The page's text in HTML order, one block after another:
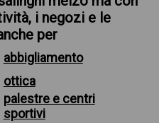
i negozi e le
per
abbigliamento
ottica
palestre e centri
sportivi